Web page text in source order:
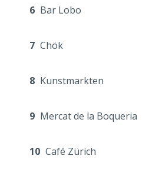
6 Bar Lobo
7 Chök
8 Kunstmarkten
9 Mercat de la Boqueria
10 Café Zürich